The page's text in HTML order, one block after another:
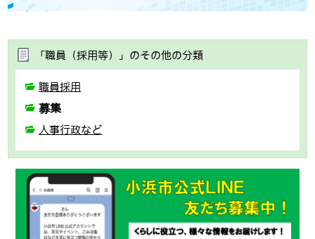
「職員（採用等）」のその他の分類
職員採用
募集
人事行政など